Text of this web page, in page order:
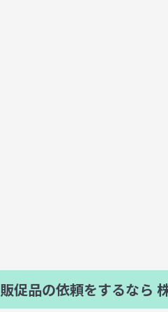
販促品の依頼をするなら